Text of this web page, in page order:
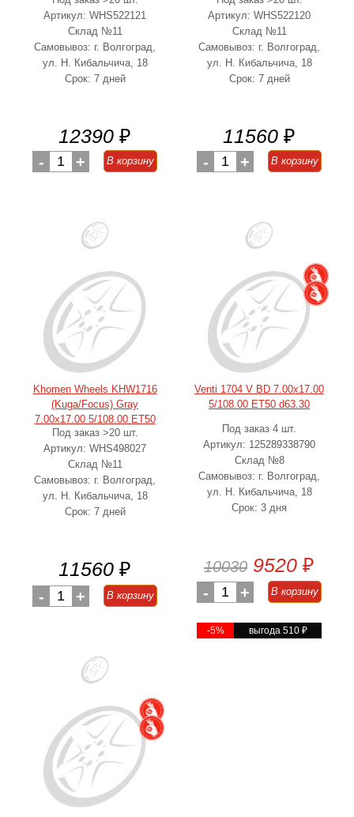
d63.30
Артикул: WHS522121
Склад №11
Самовывоз: г. Волгоград,
ул. Н. Кибальчича, 18
Срок: 7 дней
12390 ₽
- 1 + В корзину
d63.30
Артикул: WHS522120
Склад №11
Самовывоз: г. Волгоград,
ул. Н. Кибальчича, 18
Срок: 7 дней
11560 ₽
- 1 + В корзину
Khomen Wheels KHW1716
(Kuga/Focus) Gray
7.00x17.00 5/108.00 ET50
d63.30
Под заказ >20 шт.
Артикул: WHS498027
Склад №11
Самовывоз: г. Волгоград,
ул. Н. Кибальчича, 18
Срок: 7 дней
11560 ₽
- 1 + В корзину
Venti 1704 V BD 7.00x17.00
5/108.00 ET50 d63.30
Под заказ 4 шт.
Артикул: 125289338790
Склад №8
Самовывоз: г. Волгоград,
ул. Н. Кибальчича, 18
Срок: 3 дня
10030 9520 ₽
- 1 + В корзину
-5% выгода 510 ₽